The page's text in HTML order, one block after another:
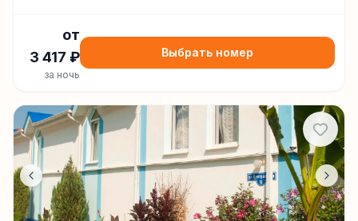
от
3 417 ₽
за ночь
Выбрать номер